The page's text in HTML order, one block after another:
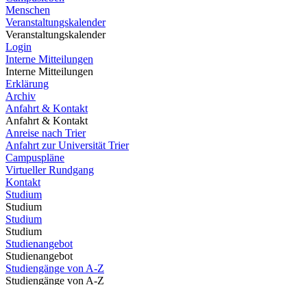
Menschen
Veranstaltungskalender
Veranstaltungskalender
Login
Interne Mitteilungen
Interne Mitteilungen
Erklärung
Archiv
Anfahrt & Kontakt
Anfahrt & Kontakt
Anreise nach Trier
Anfahrt zur Universität Trier
Campuspläne
Virtueller Rundgang
Kontakt
Studium
Studium
Studium
Studium
Studienangebot
Studienangebot
Studiengänge von A-Z
Studiengänge von A-Z